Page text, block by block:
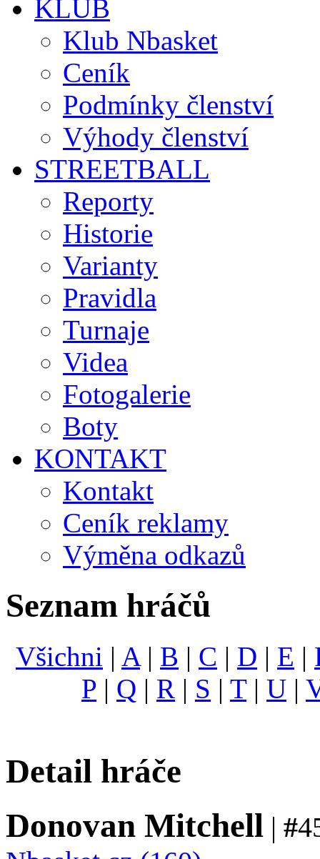
KLUB
Klub Nbasket
Ceník
Podmínky členství
Výhody členství
STREETBALL
Reporty
Historie
Varianty
Pravidla
Turnaje
Videa
Fotogalerie
Boty
KONTAKT
Kontakt
Ceník reklamy
Výměna odkazů
Seznam hráčů
Všichni | A| B | C | D | E |
P | Q | R | S | T| U |
Detail hráče
Donovan Mitchell | #